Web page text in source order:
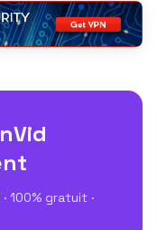
100% gratuit ·